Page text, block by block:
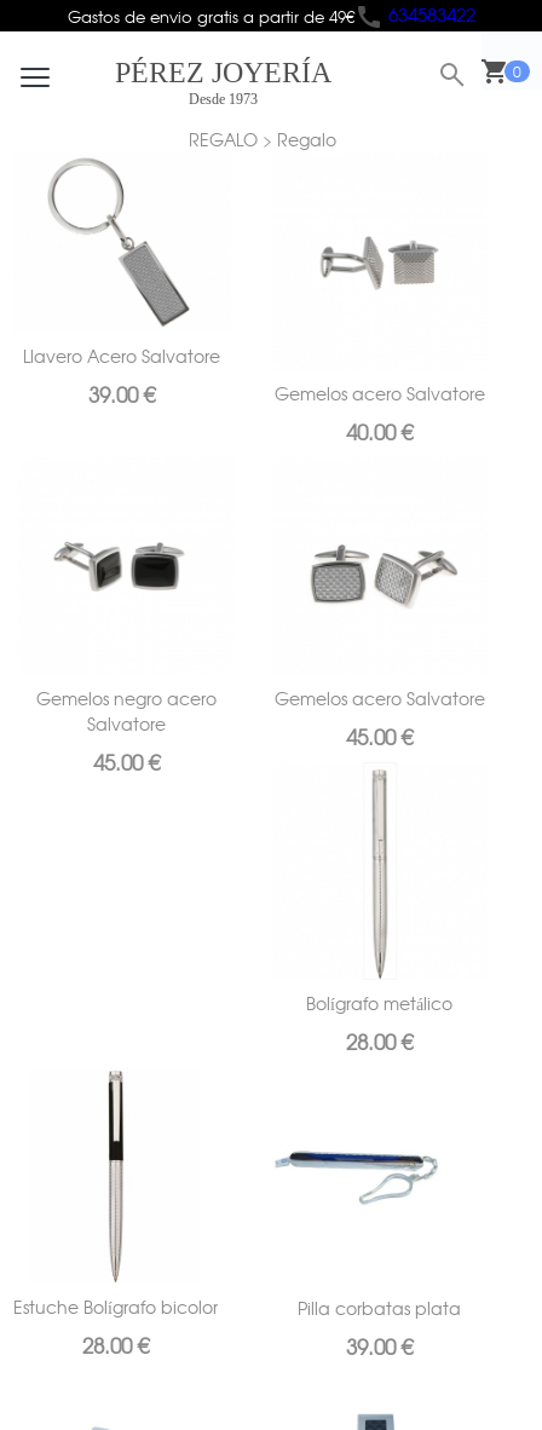
Gastos de envio gratis a partir de 49€call 634583422
PÉREZ JOYERÍA
Desde 1973
shopping_cart0
REGALO > Regalo
Llavero Acero Salvatore
39.00 € Gemelos acero Salvatore
40.00 €
Gemelos negro acero
Salvatore
45.00 €
Gemelos acero Salvatore
45.00 €
Bolígrafo metálico
28.00 €
Estuche Bolígrafo bicolor
28.00 €
Pilla corbatas plata
39.00 €